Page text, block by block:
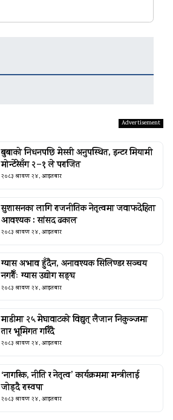
बुबाको निधनपछि मेस्सी अनुपस्थित, इन्टर मियामी
मोन्टेरेसँग २–१ ले पराजित
२०८३ श्रावण २४, आइतबार
सुशासनका लागि राजनीतिक नेतृत्वमा जवाफदेहिता
आवश्यक : सांसद ढकाल
२०८३ श्रावण २४, आइतबार
ग्यास अभाव हुँदैन, अनावश्यक सिलिण्डर सञ्चय
नगरौँः ग्यास उद्योग सङ्घ
२०८३ श्रावण २४, आइतबार
माडीमा २५ मेघावाटको विद्युत् लैजान निकुञ्जमा
तार भूमिगत गरिँदै
२०८३ श्रावण २४, आइतबार
‘नागरिक, नीति र नेतृत्व’ कार्यक्रममा मन्त्रीलाई
जोड्दै रास्वपा
२०८३ श्रावण २४, आइतबार